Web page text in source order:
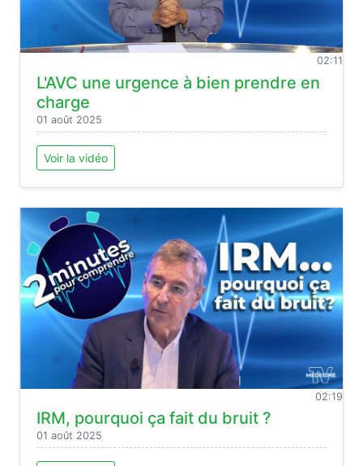
02:11
L'AVC une urgence à bien prendre en
charge
01 août 2025
Voir la vidéo
02:19
IRM, pourquoi ça fait du bruit ?
01 août 2025